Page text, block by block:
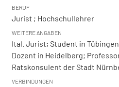
BERUF
Jurist ; Hochschullehrer
WEITERE ANGABEN
Ital. Jurist; Student in
Dozent in Heidelberg;
Ratskonsulent der Stadt
VERBINDUNGEN